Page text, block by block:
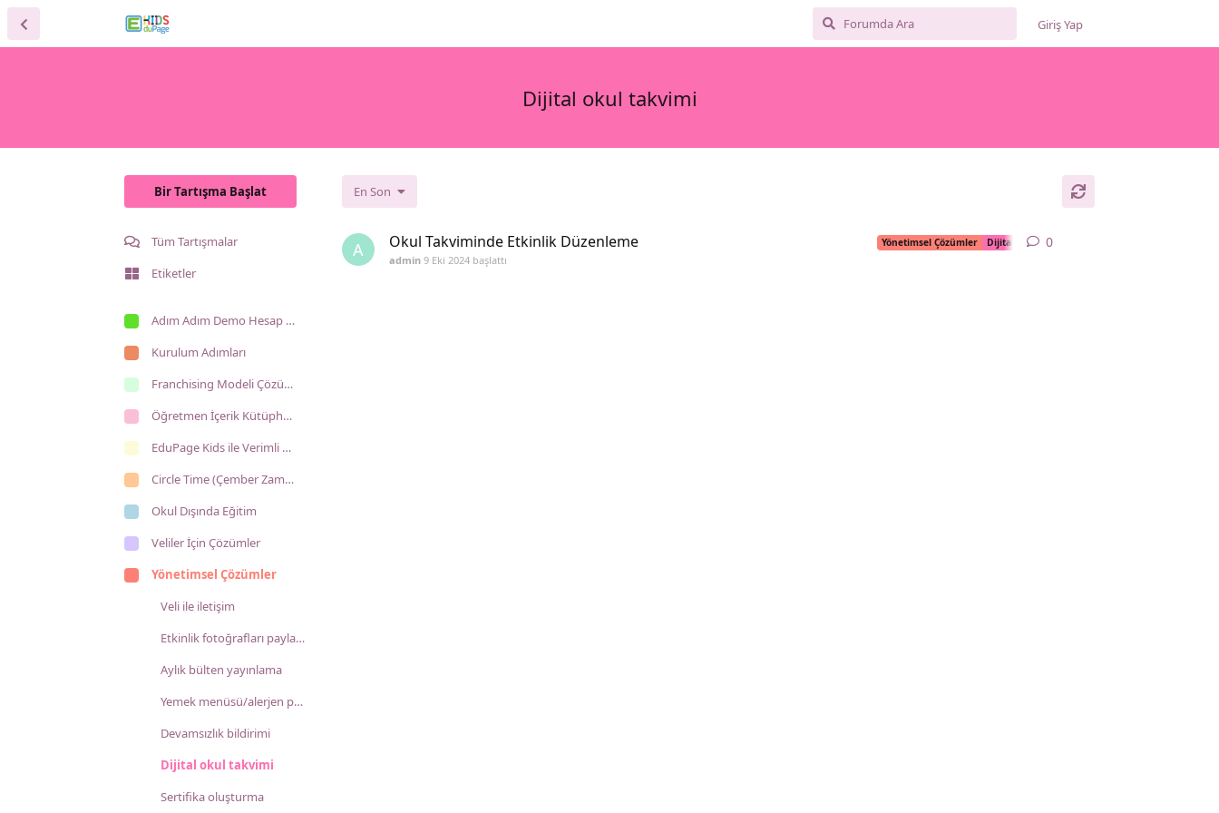
Giriş Yap
Dijital okul takvimi
Bir Tartışma Başlat
Tüm Tartışmalar
Etiketler
Adım Adım Demo Hesap Kullanımı
Kurulum Adımları
Franchising Modeli Çözümlerimiz
Öğretmen İçerik Kütüphanesi
EduPage Kids ile Verimli Ders İşleme
Circle Time (Çember Zamanı)
Okul Dışında Eğitim
Veliler İçin Çözümler
Yönetimsel Çözümler
Veli ile iletişim
Etkinlik fotoğrafları paylaşma
Aylık bülten yayınlama
Yemek menüsü/alerjen paylaşımı
Devamsızlık bildirimi
Dijital okul takvimi
Sertifika oluşturma
En Son
A Okul Takviminde Etkinlik Düzenleme Yönetimsel Çözümler Dijital okul takvimi
admin 9 Eki 2024 başlattı
0